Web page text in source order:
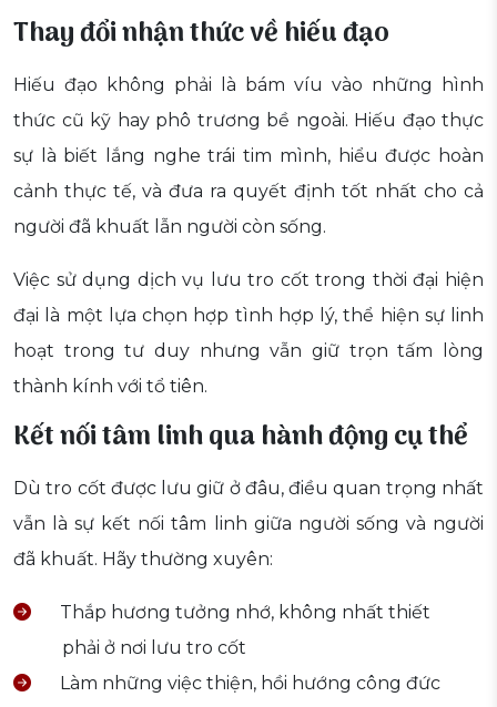
Thay đổi nhận thức về hiếu đạo
Hiếu đạo không phải là bám víu vào những hình
thức cũ kỹ hay phô trương bề ngoài. Hiếu đạo thực
sự là biết lắng nghe trái tim mình, hiểu được hoàn
cảnh thực tế, và đưa ra quyết định tốt nhất cho cả
người đã khuất lẫn người còn sống.
Việc sử dụng dịch vụ lưu tro cốt trong thời đại hiện
đại là một lựa chọn hợp tình hợp lý, thể hiện sự linh
hoạt trong tư duy nhưng vẫn giữ trọn tấm lòng
thành kính với tổ tiên.
Kết nối tâm linh qua hành động cụ thể
Dù tro cốt được lưu giữ ở đâu, điều quan trọng nhất
vẫn là sự kết nối tâm linh giữa người sống và người
đã khuất. Hãy thường xuyên:
Thắp hương tưởng nhớ, không nhất thiết
phải ở nơi lưu tro cốt
Làm những việc thiện, hồi hướng công đức